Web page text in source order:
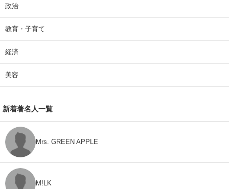
政治
教育・子育て
経済
美容
新着著名人一覧
Mrs. GREEN APPLE
M!LK